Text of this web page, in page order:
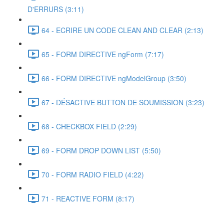
D'ERRURS (3:11)
64 - ECRIRE UN CODE CLEAN AND CLEAR (2:13)
65 - FORM DIRECTIVE ngForm (7:17)
66 - FORM DIRECTIVE ngModelGroup (3:50)
67 - DÉSACTIVE BUTTON DE SOUMISSION (3:23)
68 - CHECKBOX FIELD (2:29)
69 - FORM DROP DOWN LIST (5:50)
70 - FORM RADIO FIELD (4:22)
71 - REACTIVE FORM (8:17)